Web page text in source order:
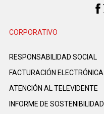
CORPORATIVO
RESPONSABILIDAD SOCIAL
FACTURACIÓN ELECTRÓNICA
ATENCIÓN AL TELEVIDENTE
INFORME DE SOSTENIBILIDAD